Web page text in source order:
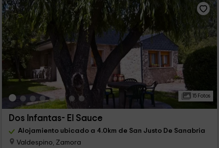
15 Fotos
Dos Infantas- El Sauce
Alojamiento ubicado a 4.0km de San Justo De Sanabria
Valdespino, Zamora